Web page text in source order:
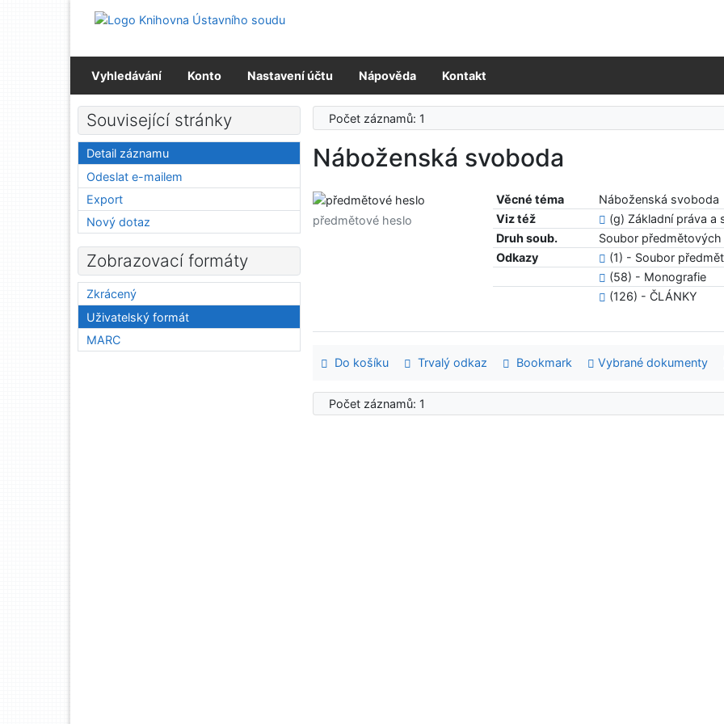
Přejít na menu
Vyhledávání Konto Nastavení účtu Nápověda Kontakt
Počet záznamů: 1
Náboženská svoboda
Věcné téma
Náboženská svoboda
Viz též
(g) Základní práva a
Druh soub.
Soubor předmětových
Odkazy
(1) - Soubor
(58) - Monografie
(126) - ČLÁNKY
předmětové heslo
Do košíku Trvalý odkaz Bookmark Vybrané dokumenty
Počet záznamů: 1
Související stránky
Detail záznamu
Odeslat e-mailem
Export
Nový dotaz
Zobrazovací formáty
Zkrácený
Uživatelský formát
MARC